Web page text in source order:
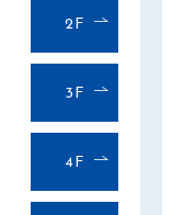
2F
3F
4F